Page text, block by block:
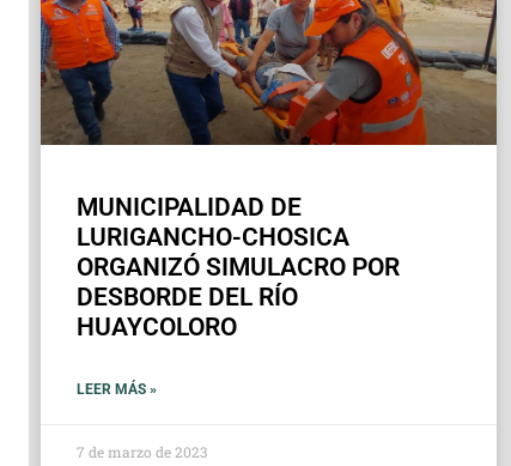
MUNICIPALIDAD DE
LURIGANCHO-CHOSICA
ORGANIZÓ SIMULACRO POR
DESBORDE DEL RÍO
HUAYCOLORO
LEER MÁS »
7 de marzo de 2023